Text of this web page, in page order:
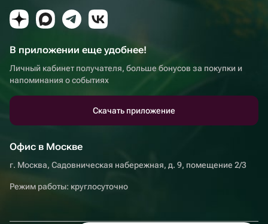
В приложении еще удобнее!
Личный кабинет получателя, больше бонусов за покупки и
напоминания о событиях
Скачать приложение
Офис в Москве
г. Москва, Садовническая набережная, д. 9, помещение 2/3
Режим работы: круглосуточно